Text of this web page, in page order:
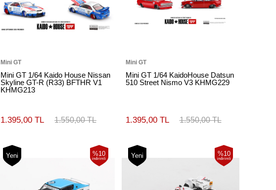
Mini GT
Mini GT 1/64 Kaido House Nissan
Skyline GT-R (R33) BFTHR V1
KHMG213
1.550,00 TL
1.395,00 TL
Mini GT
Mini GT 1/64 KaidoHouse Datsun
510 Street Nismo V3 KHMG229
1.550,00 TL
1.395,00 TL
%10
indirimli
Yeni %10
indirimli
Yeni